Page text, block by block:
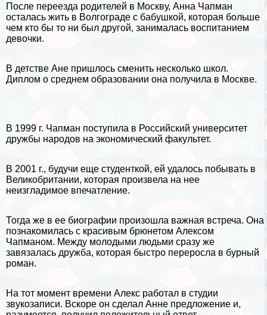
После переезда родителей в Москву, Анна Чапман
осталась жить в Волгограде с бабушкой, которая больше
чем кто бы то ни был другой, занималась воспитанием
дeвoчки.
В детстве Ане пришлось сменить несколько школ.
Диплом о среднем образовании она получила в Москве.
В 1999 г. Чапман поступила в Российский университет
дружбы народов на экономический факультет.
В 2001 г., будучи еще студенткой, ей удалось побывать в
Великобритании, которая произвела на нее
неизгладимое впечатление.
Тогда же в ее биографии произошла важная встреча. Она
познакомилась с красивым брюнетом Алексом
Чапманом. Между молодыми людьми сразу же
завязалась дружба, которая быстро переросла в бурный
роман.
На тот момент времени Алекс работал в студии
звукозаписи. Вскоре он сделал Анне предложение и,